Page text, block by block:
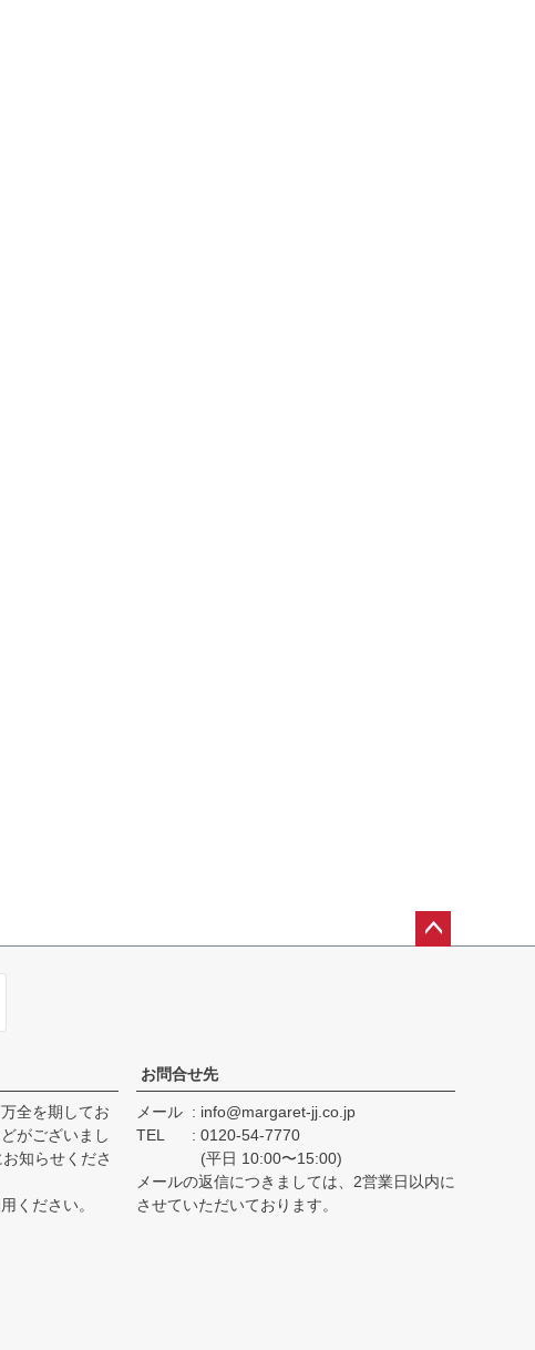
全を期してお
がございまし
知らせくださ
ください。
お問合せ先
メール
info@margaret-jj.co.jp
TEL
0120-54-7770
(平日 10:00〜15:00)
メールの返信につきましては、2営業日以内に
させていただいております。